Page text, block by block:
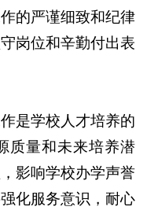
的严谨细致和纪律
岗位和辛勤付出表
是学校人才培养的
质量和未来培养潜
影响学校办学声誉
化服务意识，耐心